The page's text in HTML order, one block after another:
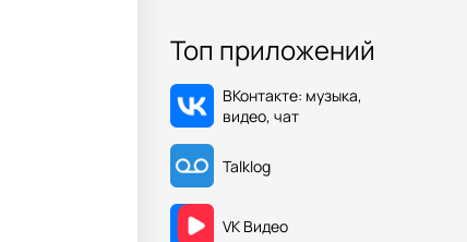
Топ приложений
ВКонтакте: музыка,
видео, чат
Talklog
VK Видео